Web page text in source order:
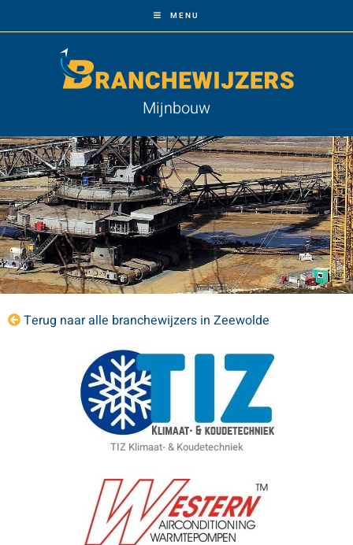
MENU
Mijnbouw
Terug naar alle branchewijzers in Zeewolde
TIZ Klimaat- & Koudetechniek